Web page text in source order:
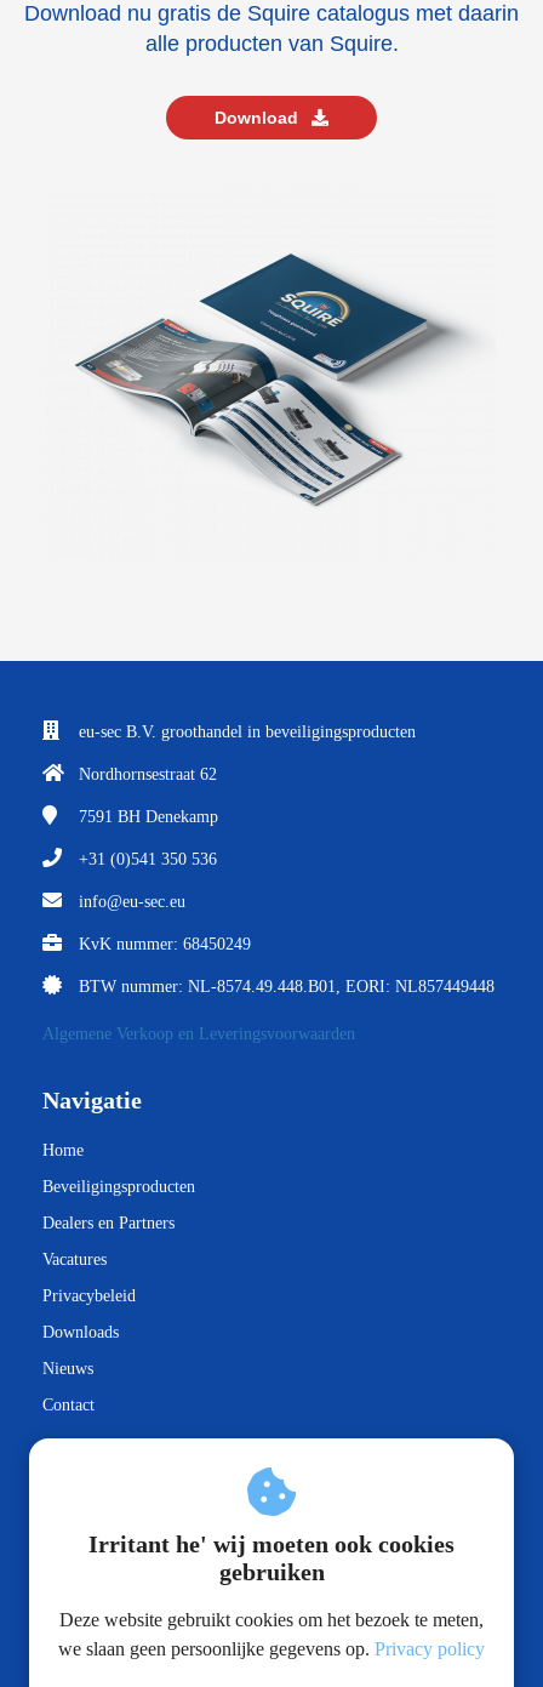
Download nu gratis de Squire catalogus met daarin
alle producten van Squire.
Download
eu-sec B.V. groothandel in beveiligingsproducten
Nordhornsestraat 62
7591 BH Denekamp
+31 (0)541 350 536
info@eu-sec.eu
KvK nummer: 68450249
BTW nummer: NL-8574.49.448.B01, EORI: NL857449448
Algemene Verkoop en Leveringsvoorwaarden
Navigatie
Home
Beveiligingsproducten
Dealers en Partners
Vacatures
Privacybeleid
Downloads
Nieuws
Contact
Kennisbank
Socialmedia
Irritant he' wij moeten ook cookies
gebruiken
Deze website gebruikt cookies om het bezoek te meten,
we slaan geen persoonlijke gegevens op. Privacy policy